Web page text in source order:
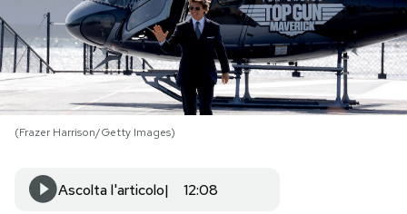
NEWSLETTER
I MIEI PREFERITI
(Frazer Harrison/Getty Images)
Ascolta l'articolo 12:08